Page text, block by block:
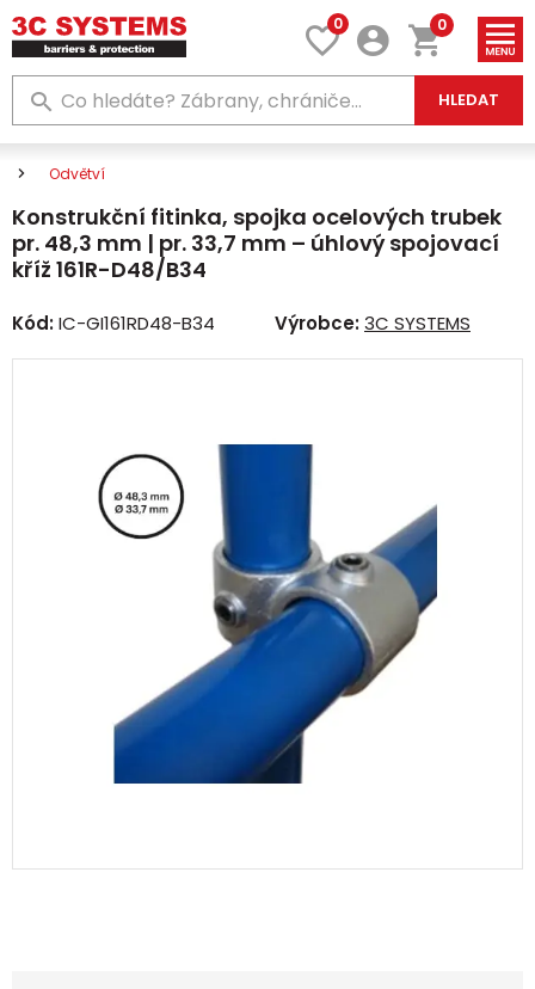
0
HLEDAT
0
Odvětví
Konstrukční fitinka, spojka ocelových trubek
pr. 48,3 mm | pr. 33,7 mm – úhlový spojovací
kříž 161R-D48/B34
Kód:IC-GI161RD48-B34 Výrobce:3C SYSTEMS